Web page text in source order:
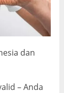
dan
– Anda